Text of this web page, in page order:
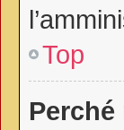
Top